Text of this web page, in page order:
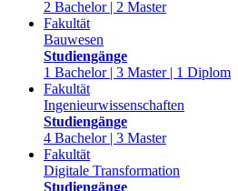
2 Bachelor | 2 Master
Fakultät
Bauwesen
Studiengänge
1 Bachelor | 3 Master | 1 Diplom
Fakultät
Ingenieurwissenschaften
Studiengänge
4 Bachelor | 3 Master
Fakultät
Digitale Transformation
Studiengänge